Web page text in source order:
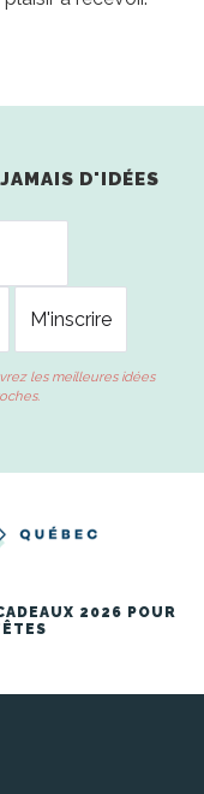
D'IDÉES
les meilleures idées
2026 POUR